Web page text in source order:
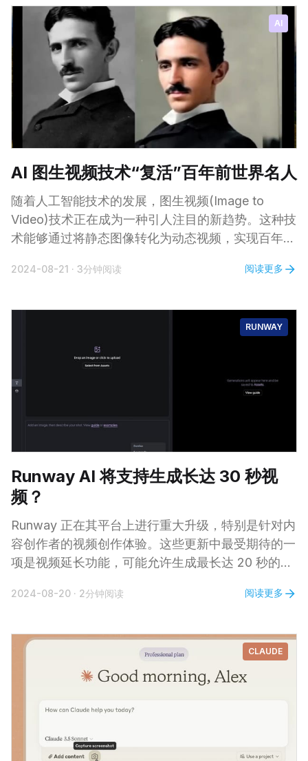
的阴影 | 自然美，细腻的雀斑，逼真的质感，空灵的
氛围 | 使用佳能EOS R5拍摄 | 照片写实风格 | 黄金
时刻的光线 2、从空中俯瞰一座沿河而建的现代城
市，黎明时分温暖的阳光映照在摩天大楼和平静的水
面上 | 逼真的质感，
AI
AI 图生视频技术“复活”百年前世界名人
随着人工智能技术的发展，图生视频(Image to
Video)技术正在成为一种引人注目的新趋势。这种技
术能够通过将静态图像转化为动态视频，实现百年前
尼古拉·特斯拉、莱昂纳多·达·芬奇、文森特·梵高、亚
的方式再现于屏幕前，让观众感受到了与历史“对话”
2024-08-21 · 3分钟阅读 阅读更多
RUNWAY
Runway AI 将支持生成长达 30 秒视
频？
Runway 正在其平台上进行重大升级，特别是针对内
容创作者的视频创作体验。这些更新中最受期待的一
项是视频延长功能，可能允许生成最长达 20 秒的片
时长中，还是表示延长后视频的最终时长。如果是前
成内容的一大进步。 另一个令人兴奋的更新是新增
了新的视频比例，包括纵向模式。对于在 TikTok 和
Instagram Reels 上发布内容的创作者来说，这项功
的视频，无需后期裁剪。
2024-08-20 · 2分钟阅读 阅读更多
CLAUDE